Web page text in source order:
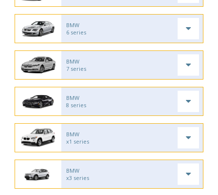
BMW
6 series
BMW
7 series
BMW
8 series
BMW
x1 series
BMW
x3 series